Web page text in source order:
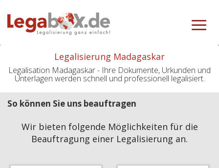
Toggle
Legalisierung Madagaskar
Legalisation Madagaskar - Ihre Dokumente, Urkunden und
Unterlagen werden schnell und professionell legalisiert.
So können Sie uns beauftragen
Wir bieten folgende Möglichkeiten für die
Beauftragung einer Legalisierung an.